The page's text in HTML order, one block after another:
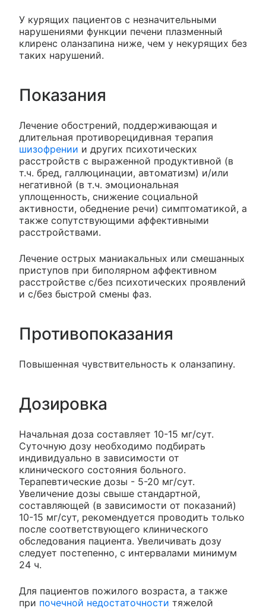
У курящих пациентов с незначительными
нарушениями функции печени плазменный
клиренс оланзапина ниже, чем у некурящих без
таких нарушений.
Показания
Лечение обострений, поддерживающая и
длительная противорецидивная терапия
шизофрении и других психотических
расстройств с выраженной продуктивной (в
т.ч. бред, галлюцинации, автоматизм) и/или
негативной (в т.ч. эмоциональная
уплощенность, снижение социальной
активности, обеднение речи) симптоматикой, а
также сопутствующими аффективными
расстройствами.
Лечение острых маниакальных или смешанных
приступов при биполярном аффективном
расстройстве с/без психотических проявлений
и с/без быстрой смены фаз.
Противопоказания
Повышенная чувствительность к оланзапину.
Дозировка
Начальная доза составляет 10-15 мг/сут.
Суточную дозу необходимо подбирать
индивидуально в зависимости от
клинического состояния больного.
Терапевтические дозы - 5-20 мг/сут.
Увеличение дозы свыше стандартной,
составляющей (в зависимости от показаний)
10-15 мг/сут, рекомендуется проводить только
после соответствующего клинического
обследования пациента. Увеличивать дозу
следует постепенно, с интервалами минимум
24 ч.
Для пациентов пожилого возраста, а также
при почечной недостаточности тяжелой